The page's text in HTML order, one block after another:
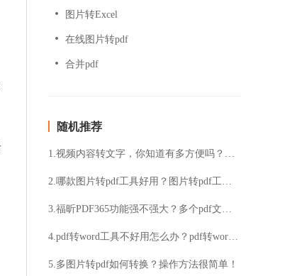
图片转Excel
在线图片转pdf
合并pdf
随机推荐
1.视频内容转文字，你知道有多方便吗？想知道如何将视频内容快速转换成文字吗？
2.哪款图片转pdf工具好用？图片转pdf工具强烈推荐这款
3.福昕PDF365功能强不强大？多个pdf文件怎么合并？
4.pdf转word工具不好用怎么办？pdf转word在线的方法分享
5.多图片转pdf如何转换？操作方法很简单！